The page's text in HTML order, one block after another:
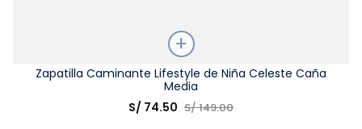
TallaZapatilla Caminante Lifestyle de Niña Celeste Caña
Media
S/ 74.50 S/149.00